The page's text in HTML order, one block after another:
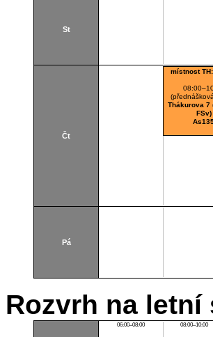
St
Čt
místnost
Thákurova 7
FSv)
Pá
Rozvrh na letní
06:00–08:00 08:00–10:00